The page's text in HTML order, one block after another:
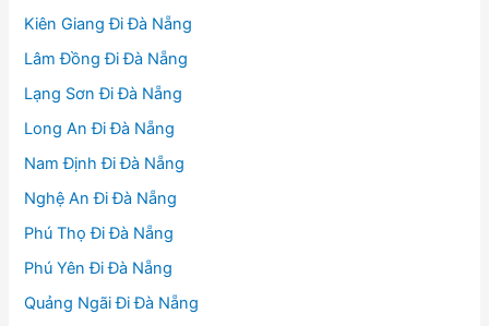
Kiên Giang Đi Đà Nẵng
Lâm Đồng Đi Đà Nẵng
Lạng Sơn Đi Đà Nẵng
Long An Đi Đà Nẵng
Nam Định Đi Đà Nẵng
Nghệ An Đi Đà Nẵng
Phú Thọ Đi Đà Nẵng
Phú Yên Đi Đà Nẵng
Quảng Ngãi Đi Đà Nẵng